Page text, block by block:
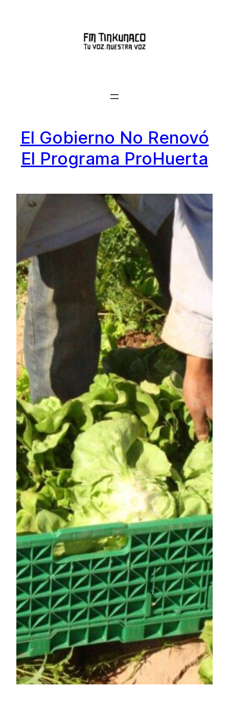
El Gobierno No Renovó
El Programa ProHuerta